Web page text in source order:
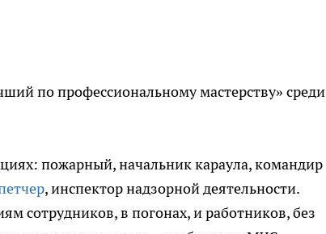
по профессиональному мастерству» среди
пожарный, начальник караула, командир
, инспектор надзорной деятельности.
сотрудников, в погонах, и работников, без